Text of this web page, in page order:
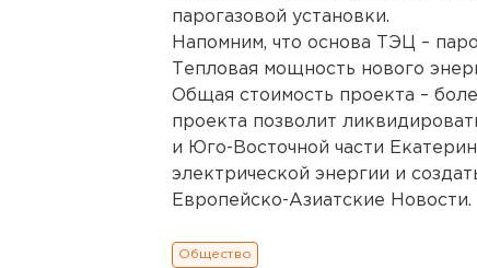
парогазовой установки.
Напомним, что основа ТЭЦ –
Тепловая мощность нового
Общая стоимость проекта –
проекта позволит
и Юго-Восточной части
электрической энергии и
Европейско-Азиатские Новости.
Общество